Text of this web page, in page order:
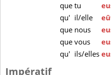
que tu
qu' il/elle
que nous
que vous
qu' ils/elles
Impératif